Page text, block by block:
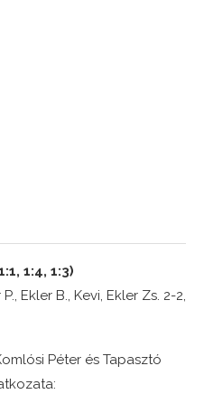
1:4, 1:3)
Ekler B., Kevi, Ekler Zs. 2-2,
Péter és Tapasztó